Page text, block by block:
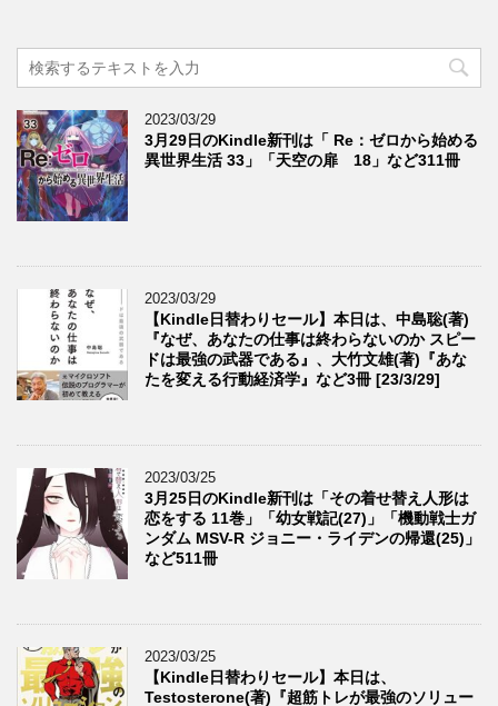
2023/03/29
3月29日のKindle新刊は「 Re：ゼロから始める
異世界生活 33」「天空の扉 18」など311冊
2023/03/29
【Kindle日替わりセール】本日は、中島聡(著)
『なぜ、あなたの仕事は終わらないのか スピー
ドは最強の武器である』、大竹文雄(著)『あな
たを変える行動経済学』など3冊 [23/3/29]
2023/03/25
3月25日のKindle新刊は「その着せ替え人形は
恋をする 11巻」「幼女戦記(27)」「機動戦士ガ
ンダム MSV-R ジョニー・ライデンの帰還(25)」
など511冊
2023/03/25
【Kindle日替わりセール】本日は、
Testosterone(著)『超筋トレが最強のソリュー